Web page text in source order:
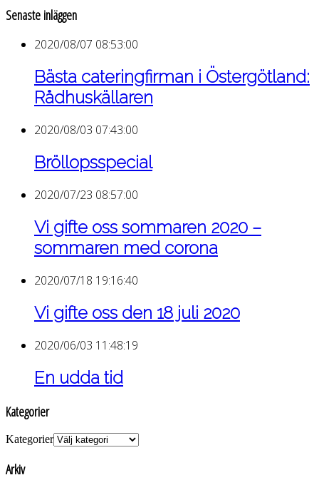
Senaste inläggen
2020/08/07 08:53:00
Bästa cateringfirman i Östergötland:
Rådhuskällaren
2020/08/03 07:43:00
Bröllopsspecial
2020/07/23 08:57:00
Vi gifte oss sommaren 2020 –
sommaren med corona
2020/07/18 19:16:40
Vi gifte oss den 18 juli 2020
2020/06/03 11:48:19
En udda tid
Kategorier
Kategorier
Arkiv